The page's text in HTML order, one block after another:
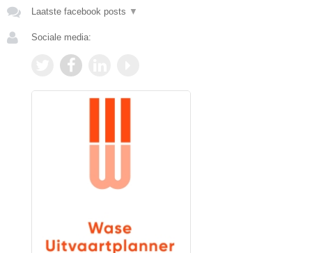
Laatste facebook posts ▼
Sociale media: